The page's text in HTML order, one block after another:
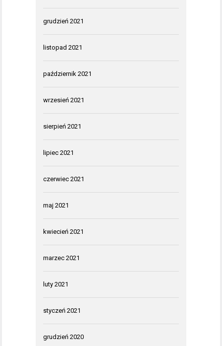
grudzień 2021
listopad 2021
październik 2021
wrzesień 2021
sierpień 2021
lipiec 2021
czerwiec 2021
maj 2021
kwiecień 2021
marzec 2021
luty 2021
styczeń 2021
grudzień 2020